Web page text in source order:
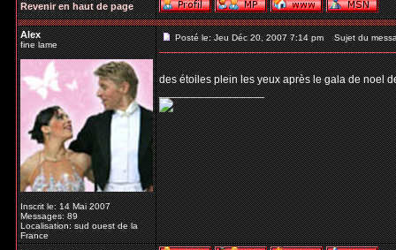
Revenir en haut de page
Alex
fine lame
Inscrit le: 14 Mai 2007
Messages: 89
Localisation: sud ouest de la
France
Posté le: Jeu Déc 20, 2007 7:14 pm Sujet du
des étoiles plein les yeux après le gala de noel
_________________